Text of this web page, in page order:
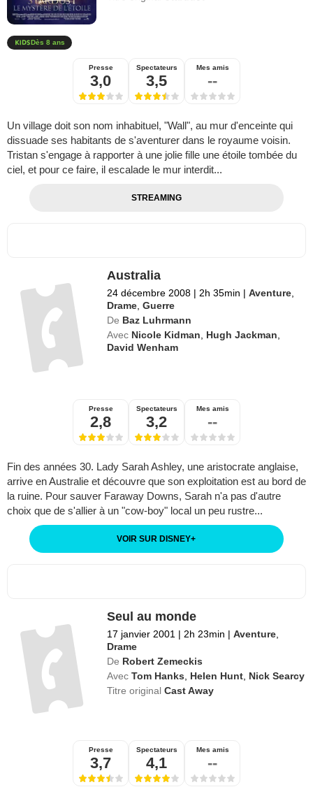
Titre originalStardust
Dès 8 ans
3,0
Spectateurs
3,5 --
Un village doit son nom inhabituel, "Wall", au mur d'enceinte qui
dissuade ses habitants de s'aventurer dans le royaume voisin.
Tristan s'engage à rapporter à une jolie fille une étoile tombée du
ciel, et pour ce faire, il escalade le mur interdit...
STREAMING
Australia
24 décembre 2008 | 2h 35min | Aventure,
Drame, Guerre
De Baz Luhrmann
Avec Nicole Kidman, Hugh Jackman,
David Wenham
2,8
Spectateurs
3,2 --
Fin des années 30. Lady Sarah Ashley, une aristocrate anglaise,
arrive en Australie et découvre que son exploitation est au bord de
la ruine. Pour sauver Faraway Downs, Sarah n'a pas d'autre
choix que de s'allier à un "cow-boy" local un peu rustre...
VOIR SUR DISNEY
Seul au monde
17 janvier 2001 | 2h 23min | Aventure,
Drame
De Robert Zemeckis
Avec Tom Hanks, Helen Hunt, Nick Searcy
Titre original Cast Away
Presse
3,7
Spectateurs
4,1 --